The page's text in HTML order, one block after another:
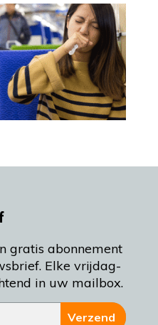
gratis abonnement
Elke vrijdag-
in uw mailbox.
Verzend